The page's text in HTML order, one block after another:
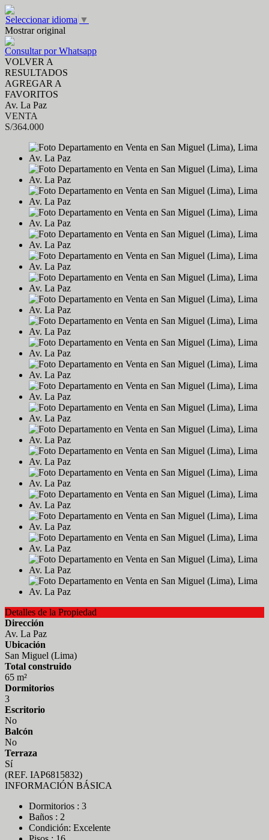
Seleccionar idioma ▼
Mostrar original
Consultar por Whatsapp
VOLVER A
RESULTADOS
AGREGAR A
FAVORITOS
Av. La Paz
VENTA
S/364.000
Detalles de la Propiedad
Dirección
Av. La Paz
Ubicación
San Miguel (Lima)
Total construido
65 m²
Dormitorios
3
Escritorio
No
Balcón
No
Terraza
Sí
(REF. IAP6815832)
INFORMACIÓN BÁSICA
Dormitorios : 3
Baños : 2
Condición: Excelente